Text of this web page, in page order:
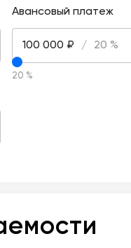
Авансовый платеж
100 000 ₽ / 20 %
20 %